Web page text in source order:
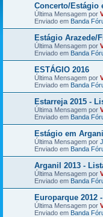
Concerto/Estágio
Última Mensagem por
Enviado em Banda
Estágio Arazede/
Última Mensagem por
Enviado em Banda
ESTÁGIO 2016
Última Mensagem por
Enviado em Banda
Estarreja 2015 -
Última Mensagem por
Enviado em Banda
Estágio em
Última Mensagem por
Enviado em Banda
Arganil 2013 -
Última Mensagem por
Enviado em Banda
Europarque 2012
Última Mensagem por
Enviado em Banda